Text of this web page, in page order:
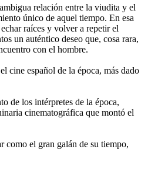
relación entre la viudita y el
único de aquel tiempo. En esa
raíces y volver a repetir el
un auténtico deseo que, cosa rara,
con el hombre.
cine español de la época, más dado
de los intérpretes de la época,
cinematográfica que montó el
como el gran galán de su tiempo,